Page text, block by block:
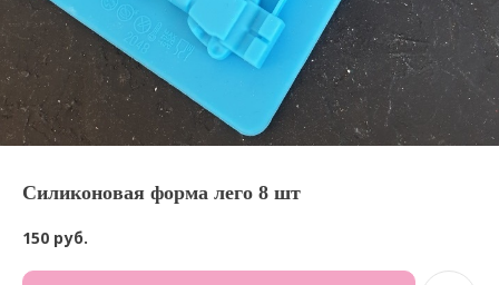
Силиконовая форма лего 8 шт
150 руб.